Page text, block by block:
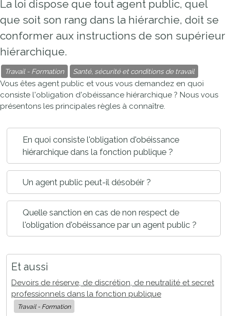
La loi dispose que tout agent public, quel
que soit son rang dans la hiérarchie, doit se
conformer aux instructions de son supérieur
hiérarchique.
Travail - Formation Santé, sécurité et conditions de travail
Vous êtes agent public et vous vous demandez en quoi
consiste l'obligation d'obéissance hiérarchique ? Nous vous
présentons les principales règles à connaître.
En quoi consiste l'obligation d'obéissance
hiérarchique dans la fonction publique ?
Un agent public peut-il désobéir ?
Quelle sanction en cas de non respect de
l'obligation d'obéissance par un agent public ?
Et aussi
Devoirs de réserve, de discrétion, de neutralité et secret
professionnels dans la fonction publique
Travail - Formation